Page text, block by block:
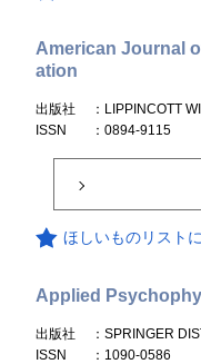
American Journal
ation
出版社
：LIPPINCOTT
ISSN
：0894-9115
ほしいものリスト
Applied
出版社
：SPRINGER
ISSN
：1090-0586